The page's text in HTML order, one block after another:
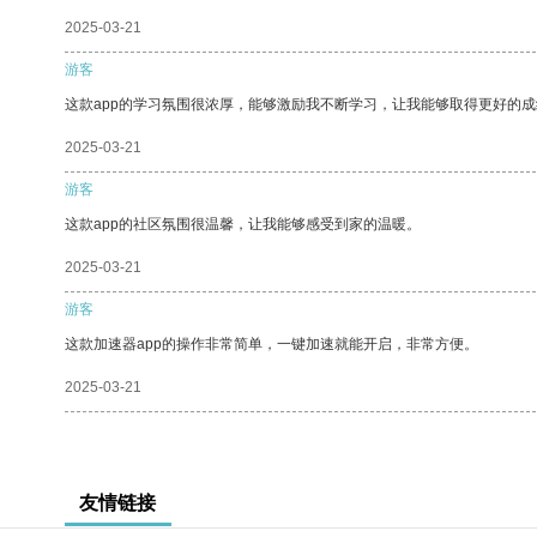
2025-03-21
游客
这款app的学习氛围很浓厚，能够激励我不断学习，让我能够取得更好的
2025-03-21
游客
这款app的社区氛围很温馨，让我能够感受到家的温暖。
2025-03-21
游客
这款加速器app的操作非常简单，一键加速就能开启，非常方便。
2025-03-21
友情链接